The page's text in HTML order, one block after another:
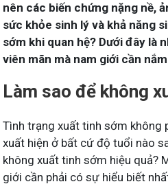
nên các biến chứng nặng nề,
sức khỏe sinh lý và khả năng
sớm khi quan hệ? Dưới đây là
viên mãn mà nam giới cần
Làm sao để không
Tình trạng xuất tinh sớm không
xuất hiện ở bất cứ độ tuổi nào
không xuất tinh sớm hiệu quả?
giới cần phải có sự hiểu biết